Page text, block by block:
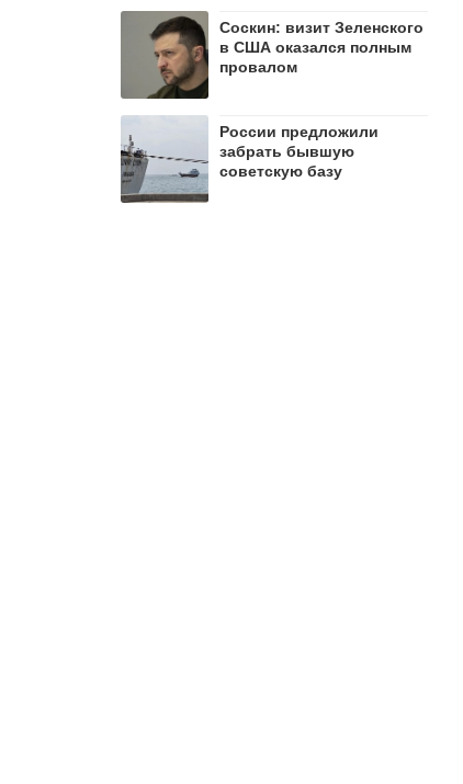
Соскин: визит Зеленского
в США оказался полным
провалом
России предложили
забрать бывшую
советскую базу